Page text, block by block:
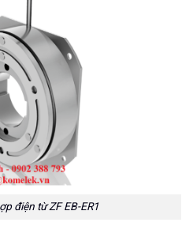
điện từ ZF EB-ER1